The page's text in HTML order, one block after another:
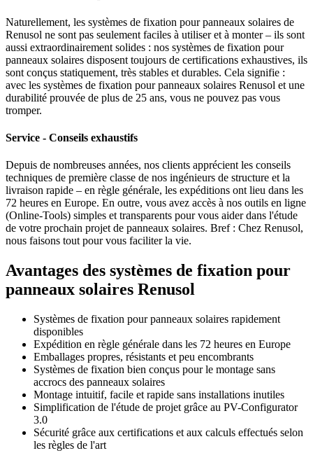
Naturellement, les systèmes de fixation pour panneaux solaires de
Renusol ne sont pas seulement faciles à utiliser et à monter – ils sont
aussi extraordinairement solides : nos systèmes de fixation pour
panneaux solaires disposent toujours de certifications exhaustives, ils
sont conçus statiquement, très stables et durables. Cela signifie :
avec les systèmes de fixation pour panneaux solaires Renusol et une
durabilité prouvée de plus de 25 ans, vous ne pouvez pas vous
tromper.
Service - Conseils exhaustifs
Depuis de nombreuses années, nos clients apprécient les conseils
techniques de première classe de nos ingénieurs de structure et la
livraison rapide – en règle générale, les expéditions ont lieu dans les
72 heures en Europe. En outre, vous avez accès à nos outils en ligne
(Online-Tools) simples et transparents pour vous aider dans l'étude
de votre prochain projet de panneaux solaires. Bref : Chez Renusol,
nous faisons tout pour vous faciliter la vie.
Avantages des systèmes de fixation pour
panneaux solaires Renusol
Systèmes de fixation pour panneaux solaires rapidement
disponibles
Expédition en règle générale dans les 72 heures en Europe
Emballages propres, résistants et peu encombrants
Systèmes de fixation bien conçus pour le montage sans
accrocs des panneaux solaires
Montage intuitif, facile et rapide sans installations inutiles
Simplification de l'étude de projet grâce au PV-Configurator
3.0
Sécurité grâce aux certifications et aux calculs effectués selon
les règles de l'art